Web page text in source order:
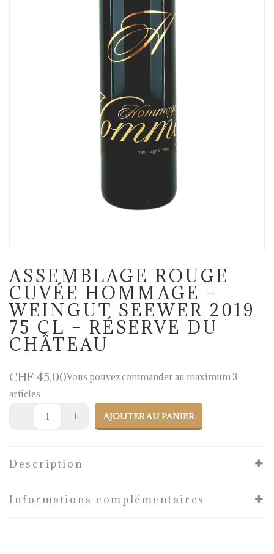
ASSEMBLAGE ROUGE
CUVÉE HOMMAGE –
WEINGUT SEEWER 2019
75 CL – RÉSERVE DU
CHÂTEAU
CHF 45.00Vous pouvez commander au maximum 3
articles
AJOUTER AU PANIER
Description
Informations complémentaires